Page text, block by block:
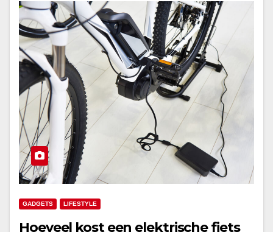
GADGETS LIFESTYLE
Hoeveel kost een elektrische fiets